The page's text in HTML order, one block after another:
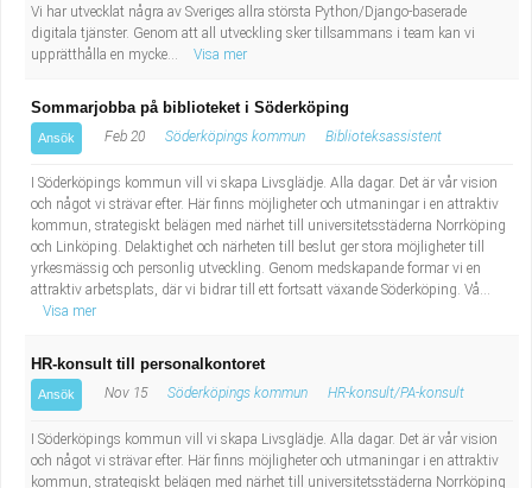
Vi har utvecklat några av Sveriges allra största Python/Django-baserade
digitala tjänster. Genom att all utveckling sker tillsammans i team kan vi
upprätthålla en mycke...
Visa mer
Sommarjobba på biblioteket i Söderköping
Ansök Feb 20 Söderköpings kommun Biblioteksassistent
I Söderköpings kommun vill vi skapa Livsglädje. Alla dagar. Det är vår vision
och något vi strävar efter. Här finns möjligheter och utmaningar i en attraktiv
kommun, strategiskt belägen med närhet till universitetsstäderna Norrköping
och Linköping. Delaktighet och närheten till beslut ger stora möjligheter till
yrkesmässig och personlig utveckling. Genom medskapande formar vi en
attraktiv arbetsplats, där vi bidrar till ett fortsatt växande Söderköping. Vå...
Visa mer
HR-konsult till personalkontoret
Ansök Nov 15 Söderköpings kommun HR-konsult/PA-konsult
I Söderköpings kommun vill vi skapa Livsglädje. Alla dagar. Det är vår vision
och något vi strävar efter. Här finns möjligheter och utmaningar i en attraktiv
kommun, strategiskt belägen med närhet till universitetsstäderna Norrköping